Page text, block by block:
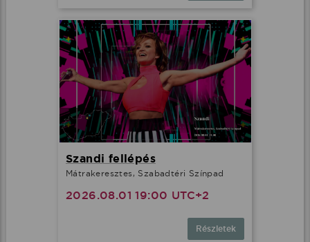
Szandi fellépés
Mátrakeresztes, Szabadtéri Színpad
2026.08.01 19:00 UTC+2
Részletek